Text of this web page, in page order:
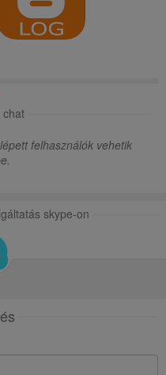
chat
felhasználók vehetik
skype-on